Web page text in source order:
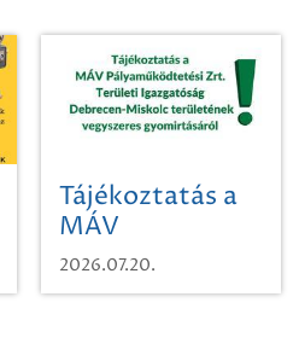
Tájékoztatás a
MÁV
Pályaműködtetési
Zrt. Területi
2026.07.20.